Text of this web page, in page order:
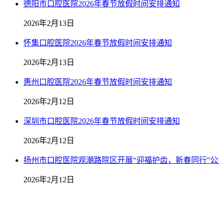
德阳市口腔医院2026年春节放假时间安排通知
2026年2月13日
怀集口腔医院2026年春节放假时间安排通知
2026年2月13日
惠州口腔医院2026年春节放假时间安排通知
2026年2月12日
深圳市口腔医院2026年春节放假时间安排通知
2026年2月12日
扬州市口腔医院观潮路院区开展“迎福护齿，新春同行”
2026年2月12日